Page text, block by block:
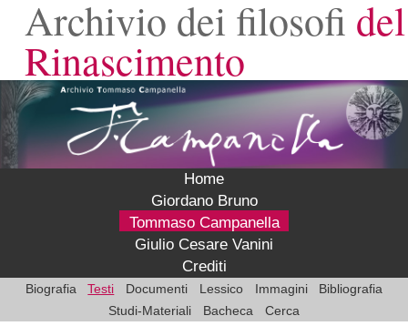
Archivio dei filosofi del
Rinascimento
Home
Giordano Bruno
Tommaso Campanella
Giulio Cesare Vanini
Crediti
Biografia Testi Documenti Lessico Immagini
Bibliografia
Studi-Materiali
Bacheca Cerca